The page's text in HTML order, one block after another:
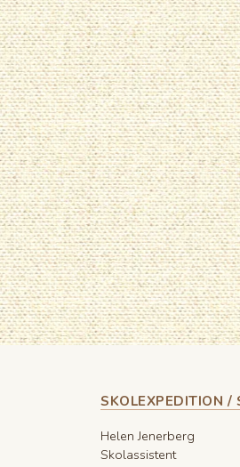
SKOLEXPEDITION /
Helen Jenerberg
Skolassistent